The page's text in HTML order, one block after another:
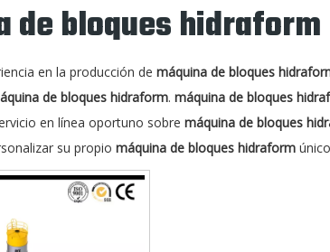
de bloques hidraform
en la producción de máquina de bloques
de bloques hidraform. máquina de bloques
en línea oportuno sobre máquina de bloques
su propio máquina de bloques hidraform